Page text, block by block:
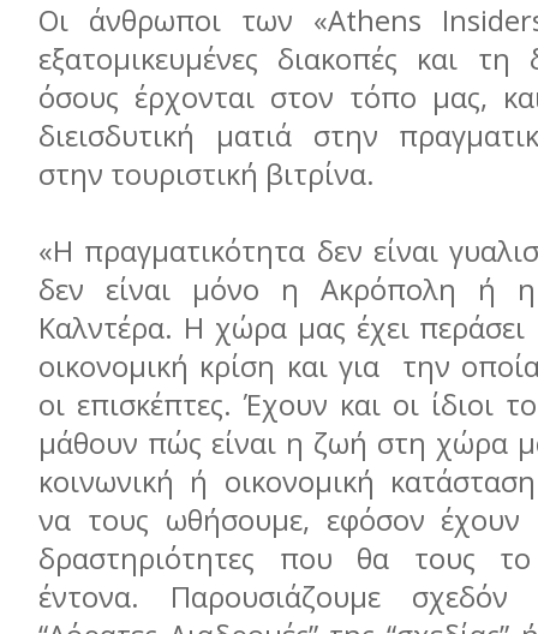
Οι άνθρωποι των «Αthens
εξατομικευμένες διακοπές και τη
όσους έρχονται στον τόπο μας,
διεισδυτική ματιά στην
στην τουριστική βιτρίνα.
«Η πραγματικότητα δεν είναι
δεν είναι μόνο η Ακρόπολη ή
Καλντέρα. Η χώρα μας έχει
οικονομική κρίση και για την
οι επισκέπτες. Έχουν και οι ίδιοι
μάθουν πώς είναι η ζωή στη χώρα
κοινωνική ή οικονομική
να τους ωθήσουμε, εφόσον έχουν
δραστηριότητες που θα τους
έντονα. Παρουσιάζουμε